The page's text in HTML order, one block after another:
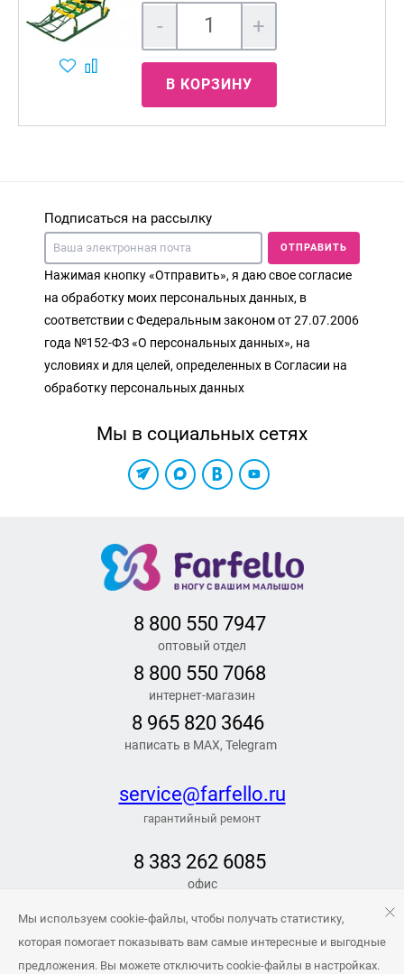
- +
В КОРЗИНУ
Подписаться на рассылку
ОТПРАВИТЬ
Нажимая кнопку «Отправить», я даю свое согласие
на обработку моих персональных данных, в
соответствии с Федеральным законом от 27.07.2006
года №152-ФЗ «О персональных данных», на
условиях и для целей, определенных в Согласии на
обработку персональных данных
Мы в социальных сетях
8 800 550 7947
оптовый отдел
8 800 550 7068
интернет-магазин
8 965 820 3646
написать в MAX, Telegram
service@farfello.ru
гарантийный ремонт
8 383 262 6085
офис
РЕЖИМ РАБОТЫ
Мы используем cookie-файлы, чтобы получать статистику,
которая помогает показывать вам самые интересные и выгодные
предложения. Вы можете отключить cookie-файлы в настройках.